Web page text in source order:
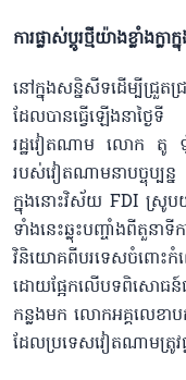
ការផ្លាស់ប្តូរថ្មីយ៉ាងខ្លាំងក្
នៅក្នុងសន្និសីទដើម្បីជ្រួត
ដែលបានធ្វើឡើងនាថ្
រដ្ឋវៀតណាម លោក តូ
របស់វៀតណាមនាបច្ចុប្ប
ក្នុងនោះវិស័យ FDI ស្រូ
ទាំងនេះឆ្លុះបញ្ចាំងពីតួនា
វិនិយោគពីបរទេសចំពោ
ដោយផ្អែកលើបទពិសោធន៍ជ
កន្លងមក លោកអគ្គលេខា
ដែលប្រទេសវៀតណាមត្រូវផ្